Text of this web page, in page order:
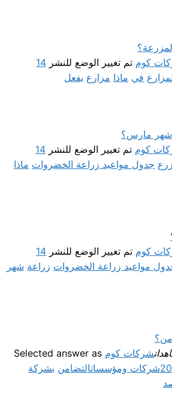
كوم تم تغيير الوضع للنشر 14
في ماذا مزارع يفعل
شهر مارس؟
كوم تم تغيير الوضع للنشر 14
جدول مواعيد زراعة الخضروات ماذا
كوم تم تغيير الوضع للنشر 14
مواعيد زراعة الخضروات زراعة شهر
شركات كوم Selected answer as
شركات ومؤسساتالتضامن بشركة